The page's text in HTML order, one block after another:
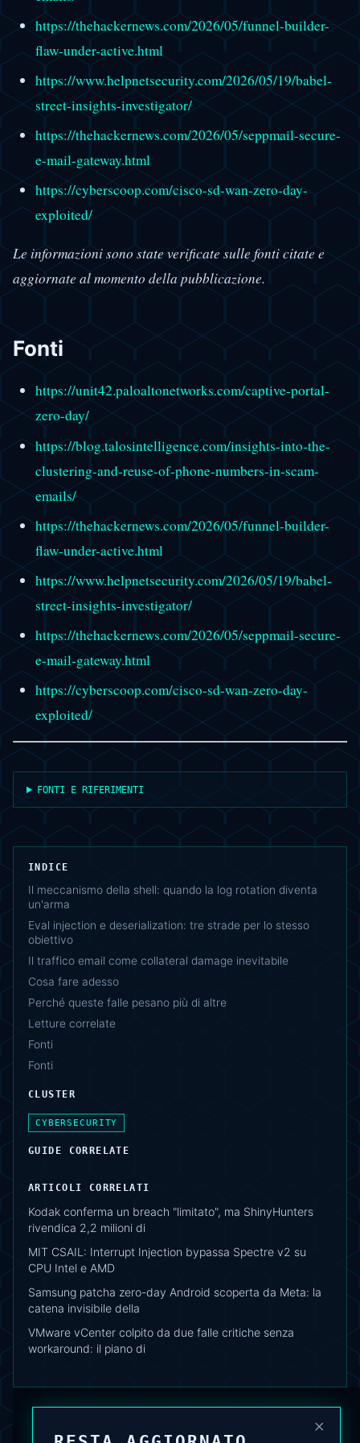
https://thehackernews.com/2026/05/funnel-builder-
flaw-under-active.html
https://www.helpnetsecurity.com/2026/05/19/babel-
street-insights-investigator/
https://thehackernews.com/2026/05/seppmail-secure-
e-mail-gateway.html
https://cyberscoop.com/cisco-sd-wan-zero-day-
exploited/
Le informazioni sono state verificate sulle fonti citate e
aggiornate al momento della pubblicazione.
Fonti
https://unit42.paloaltonetworks.com/captive-portal-
zero-day/
https://blog.talosintelligence.com/insights-into-the-
clustering-and-reuse-of-phone-numbers-in-scam-
emails/
https://thehackernews.com/2026/05/funnel-builder-
flaw-under-active.html
https://www.helpnetsecurity.com/2026/05/19/babel-
street-insights-investigator/
https://thehackernews.com/2026/05/seppmail-secure-
e-mail-gateway.html
https://cyberscoop.com/cisco-sd-wan-zero-day-
exploited/
FONTI E RIFERIMENTI
INDICE
Il meccanismo della shell: quando la log rotation diventa
un'arma
Eval injection e deserialization: tre strade per lo stesso
obiettivo
Il traffico email come collateral damage inevitabile
Cosa fare adesso
Perché queste falle pesano più di altre
Letture correlate
Fonti
Fonti
CLUSTER
CYBERSECURITY
GUIDE CORRELATE
ARTICOLI CORRELATI
Kodak conferma un breach "limitato", ma ShinyHunters
rivendica 2,2 milioni di
MIT CSAIL: Interrupt Injection bypassa Spectre v2 su
CPU Intel e AMD
Samsung patcha zero-day Android scoperta da Meta: la
catena invisibile della
VMware vCenter colpito da due falle critiche senza
workaround: il piano di
×